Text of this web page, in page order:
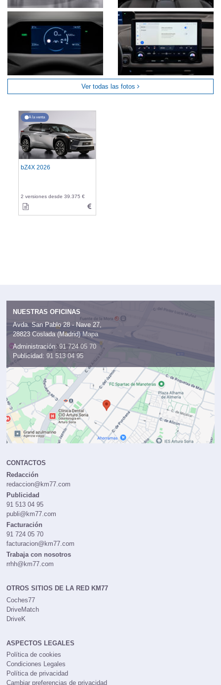
Ver todas las fotos
A la venta
bZ4X 2026
2 versiones desde 39.375 €
NUESTRAS OFICINAS
Avda. San Pablo 28 - Nave 27,
28823 Coslada (Madrid) Mapa
Administración: 91 724 05 70
Publicidad: 91 513 04 95
CONTACTOS
Redacción
redaccion@km77.com
Publicidad
91 513 04 95
publi@km77.com
Facturación
91 724 05 70
facturacion@km77.com
Trabaja con nosotros
rrhh@km77.com
OTROS SITIOS DE LA RED KM77
Coches77
DriveMatch
DriveK
ASPECTOS LEGALES
Política de cookies
Condiciones Legales
Política de privacidad
Cambiar preferencias de privacidad